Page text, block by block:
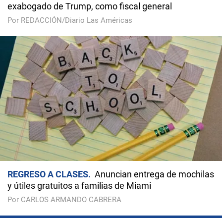
exabogado de Trump, como fiscal general
Por REDACCIÓN/Diario Las Américas
REGRESO A CLASES
Anuncian entrega de mochilas
y útiles gratuitos a familias de Miami
Por CARLOS ARMANDO CABRERA